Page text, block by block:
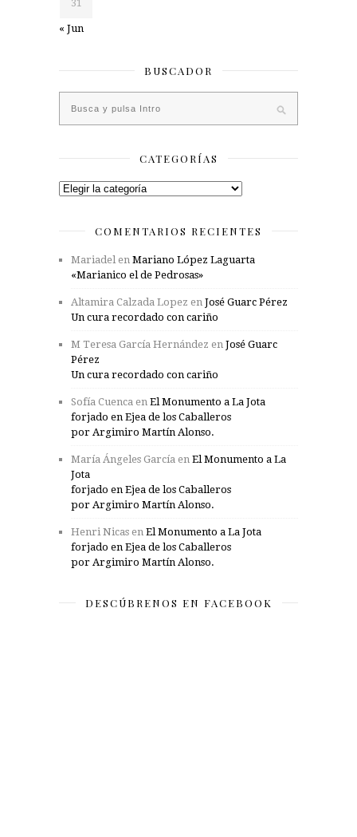
31
« Jun
BUSCADOR
CATEGORÍAS
Categorías
COMENTARIOS RECIENTES
Mariadel en Mariano López Laguarta
«Marianico el de Pedrosas»
Altamira Calzada Lopez en José Guarc Pérez
Un cura recordado con cariño
M Teresa García Hernández en José Guarc
Pérez
Un cura recordado con cariño
Sofía Cuenca en El Monumento a La Jota
forjado en Ejea de los Caballeros
por Argimiro Martín Alonso.
María Ángeles García en El Monumento a La
Jota
forjado en Ejea de los Caballeros
por Argimiro Martín Alonso.
Henri Nicas en El Monumento a La Jota
forjado en Ejea de los Caballeros
por Argimiro Martín Alonso.
DESCÚBRENOS EN FACEBOOK